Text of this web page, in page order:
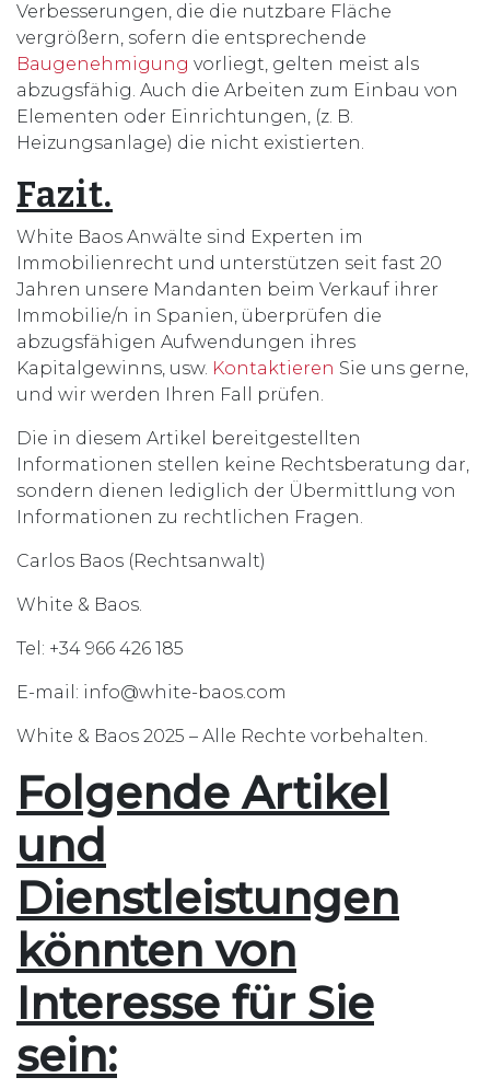
Verbesserungen, die die nutzbare Fläche
vergrößern, sofern die entsprechende
Baugenehmigung vorliegt, gelten meist als
abzugsfähig. Auch die Arbeiten zum Einbau von
Elementen oder Einrichtungen, (z. B.
Heizungsanlage) die nicht existierten.
Fazit.
White Baos Anwälte sind Experten im
Immobilienrecht und unterstützen seit fast 20
Jahren unsere Mandanten beim Verkauf ihrer
Immobilie/n in Spanien, überprüfen die
abzugsfähigen Aufwendungen ihres
Kapitalgewinns, usw. Kontaktieren Sie uns gerne,
und wir werden Ihren Fall prüfen.
Die in diesem Artikel bereitgestellten
Informationen stellen keine Rechtsberatung dar,
sondern dienen lediglich der Übermittlung von
Informationen zu rechtlichen Fragen.
Carlos Baos (Rechtsanwalt)
White & Baos.
Tel: +34 966 426 185
E-mail: info@white-baos.com
White & Baos 2025 – Alle Rechte vorbehalten.
Folgende Artikel
und
Dienstleistungen
könnten von
Interesse für Sie
sein: